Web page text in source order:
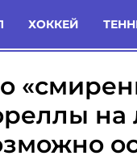
ХОККЕЙ
Статьи Комменты
на